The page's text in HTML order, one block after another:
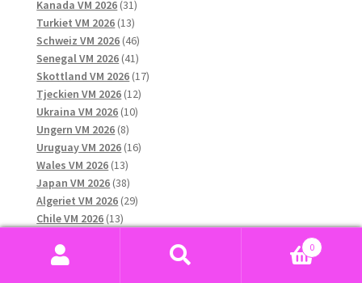
Kanada VM 2026 3131
produkter
Turkiet VM 2026 1313
produkter
Schweiz VM 2026 4646
produkter
Senegal VM 2026 4141
produkter
Skottland VM 2026 1717
Tjeckien VM 2026 1212
Ukraina VM 2026 1010
Ungern VM 2026 88
produkter
Uruguay VM 2026 1616
Wales VM 2026 1313
produkter
Japan VM 2026 3838
produkter
Algeriet VM 2026 2929
Chile VM 2026 1313
produkter
Qatar VM 2026 0